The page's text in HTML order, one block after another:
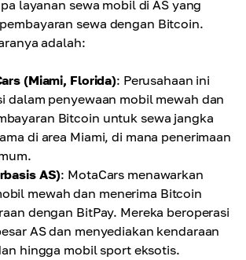
layanan sewa mobil di AS yang
sewa dengan Bitcoin.
adalah:
(Miami, Florida): Perusahaan ini
dalam penyewaan mobil mewah dan
Bitcoin untuk sewa jangka
di area Miami, di mana penerimaan
AS): MotaCars menawarkan
mewah dan menerima Bitcoin
dengan BitPay. Mereka beroperasi
AS dan menyediakan kendaraan
hingga mobil sport eksotis.